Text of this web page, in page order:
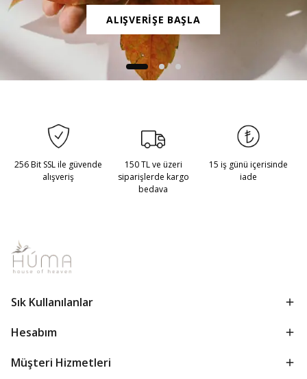
ALIŞVERİŞE BAŞLA
256 Bit SSL ile güvende
alışveriş
150 TL ve üzeri
siparişlerde kargo
bedava
15 iş günü içerisinde
iade
Sık Kullanılanlar
Hesabım
Müşteri Hizmetleri